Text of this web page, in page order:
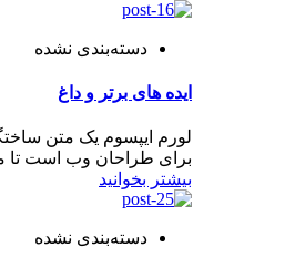
دسته‌بندی نشده
ایده های برتر و داغ
لورم ایپسوم یک متن
برای طراحان وب است تا
بیشتر بخوانید
دسته‌بندی نشده